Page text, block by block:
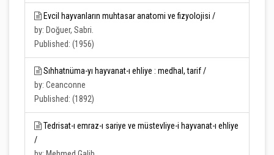
Evcil hayvanların muhtasar anatomi ve fizyolojisi /
by: Doğuer, Sabri.
Published: (1956)
Sıhhatnüma-yı hayvanat-ı ehliye : medhal, tarif /
by: Ceanconne
Published: (1892)
Tedrisat-ı emraz-ı sariye ve müstevliye-i hayvanat-ı ehliye
/